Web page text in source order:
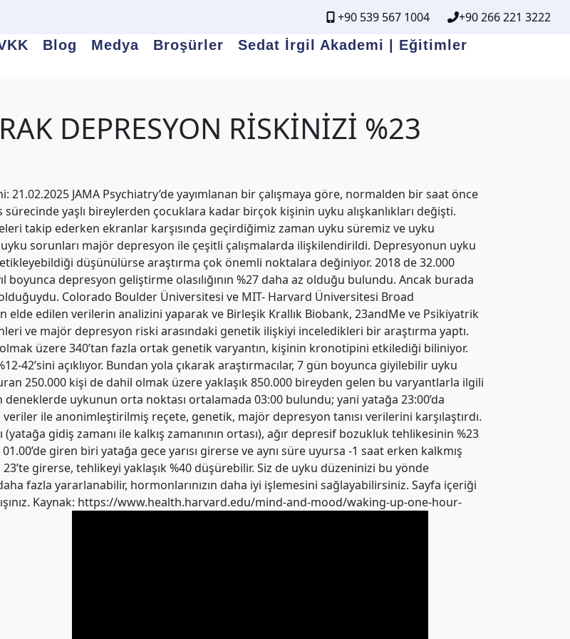
+90 539 567 1004
+90 266 221 3222
Blog Medya Broşürler
Sedat İrgil Akademi | Eğitimler
DEPRESYON RİSKİNİZİ %23
21.02.2025 JAMA Psychiatry’de yayımlanan bir çalışmaya göre, normalden bir saat önce
yaşlı bireylerden çocuklara kadar birçok kişinin uyku alışkanlıkları değişti.
takip ederken ekranlar karşısında geçirdiğimiz zaman uyku süremiz ve uyku
sorunları majör depresyon ile çeşitli çalışmalarda ilişkilendirildi. Depresyonun uyku
düşünülürse araştırma çok önemli noktalara değiniyor. 2018 de 32.000
boyunca depresyon geliştirme olasılığının %27 daha az olduğu bulundu. Ancak burada
Colorado Boulder Üniversitesi ve MIT- Harvard Üniversitesi Broad
elde edilen verilerin analizini yaparak ve Birleşik Krallık Biobank, 23andMe ve Psikiyatrik
ve majör depresyon riski arasındaki genetik ilişkiyi inceledikleri bir araştırma yaptı.
üzere 340’tan fazla ortak genetik varyantın, kişinin kronotipini etkilediği biliniyor.
42’sini açıklıyor. Bundan yola çıkarak araştırmacılar, 7 gün boyunca giyilebilir uyku
250.000 kişi de dahil olmak üzere yaklaşık 850.000 bireyden gelen bu varyantlarla ilgili
uykunun orta noktası ortalamada 03:00 bulundu; yani yatağa 23:00’da
ile anonimleştirilmiş reçete, genetik, majör depresyon tanısı verilerini karşılaştırdı.
gidiş zamanı ile kalkış zamanının ortası), ağır depresif bozukluk tehlikesinin %23
giren biri yatağa gece yarısı girerse ve aynı süre uyursa -1 saat erken kalkmış
girerse, tehlikeyi yaklaşık %40 düşürebilir. Siz de uyku düzeninizi bu yönde
fazla yararlanabilir, hormonlarınızın daha iyi işlemesini sağlayabilirsiniz. Sayfa içeriği
Kaynak: https://www.health.harvard.edu/mind-and-mood/waking-up-one-hour-